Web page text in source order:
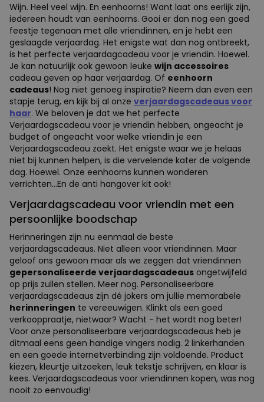
Wijn. Heel veel wijn. En eenhoorns! Want laat ons eerlijk zijn,
iedereen houdt van eenhoorns. Gooi er dan nog een goed
feestje tegenaan met alle vriendinnen, en je hebt een
geslaagde verjaardag. Het enigste wat dan nog ontbreekt,
is het perfecte verjaardagcadeau voor je vriendin. Hoewel.
Je kan natuurlijk ook gewoon leuke wijn accessoires
cadeau geven op haar verjaardag. Of eenhoorn
cadeaus! Nog niet genoeg inspiratie? Neem dan even een
stapje terug, en kijk bij al onze verjaardagscadeaus voor
haar. We beloven je dat we het perfecte
Verjaardagscadeau voor je vriendin hebben, ongeacht je
budget of ongeacht voor welke vriendin je een
Verjaardagscadeau zoekt. Het enigste waar we je helaas
niet bij kunnen helpen, is die vervelende kater de volgende
dag. Hoewel. Onze eenhoorns kunnen wonderen
verrichten...En de anti hangover kit ook!
Verjaardagscadeau voor vriendin met een
persoonlijke boodschap
Herinneringen zijn nu eenmaal de beste
verjaardagscadeaus. Niet alleen voor vriendinnen. Maar
geloof ons gewoon maar als we zeggen dat vriendinnen
gepersonaliseerde verjaardagscadeaus ongetwijfeld
op prijs zullen stellen. Meer nog. Personaliseerbare
verjaardagscadeaus zijn dé jokers om jullie memorabele
herinneringen te vereeuwigen. Klinkt als een goed
verkooppraatje, nietwaar? Wacht - het wordt nog beter!
Voor onze personaliseerbare verjaardagscadeaus heb je
ditmaal eens geen handige vingers nodig. 2 linkerhanden
en een goede internetverbinding zijn voldoende. Product
kiezen, kleurtje uitzoeken, leuk tekstje schrijven, en klaar is
kees. Verjaardagscadeaus voor vriendinnen kopen, was nog
nooit zo eenvoudig!